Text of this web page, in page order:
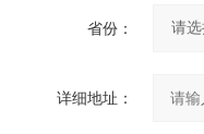
省份：
详细地址：